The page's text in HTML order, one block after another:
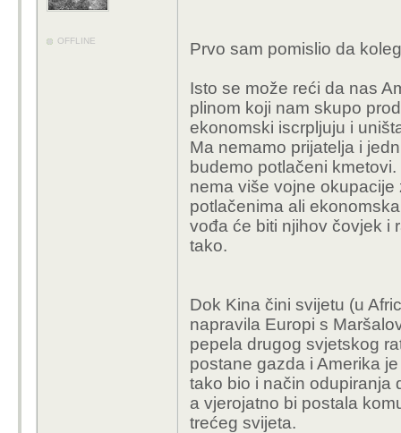
OFFLINE Prvo sam pomislio da
Isto se može reći da nas
plinom koji nam skupo
ekonomski iscrpljuju i
Ma nemamo prijatelja i
budemo potlačeni
nema više vojne
potlačenima ali
vođa će biti njihov čovjek i
tako.
Dok Kina čini svijetu (u
napravila Europi s
pepela drugog svjetskog
postane gazda i Amerika
tako bio i način odupiranja
a vjerojatno bi postala
trećeg svijeta.